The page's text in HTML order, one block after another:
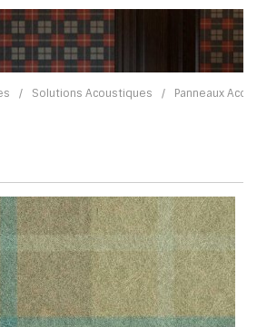
/ Solutions Acoustiques / Panneaux